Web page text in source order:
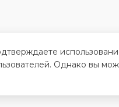
Однако вы